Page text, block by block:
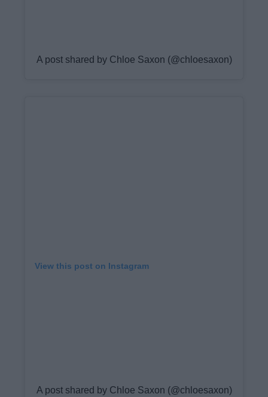
A post shared by Chloe Saxon (@chloesaxon)
View this post on Instagram
A post shared by Chloe Saxon (@chloesaxon)